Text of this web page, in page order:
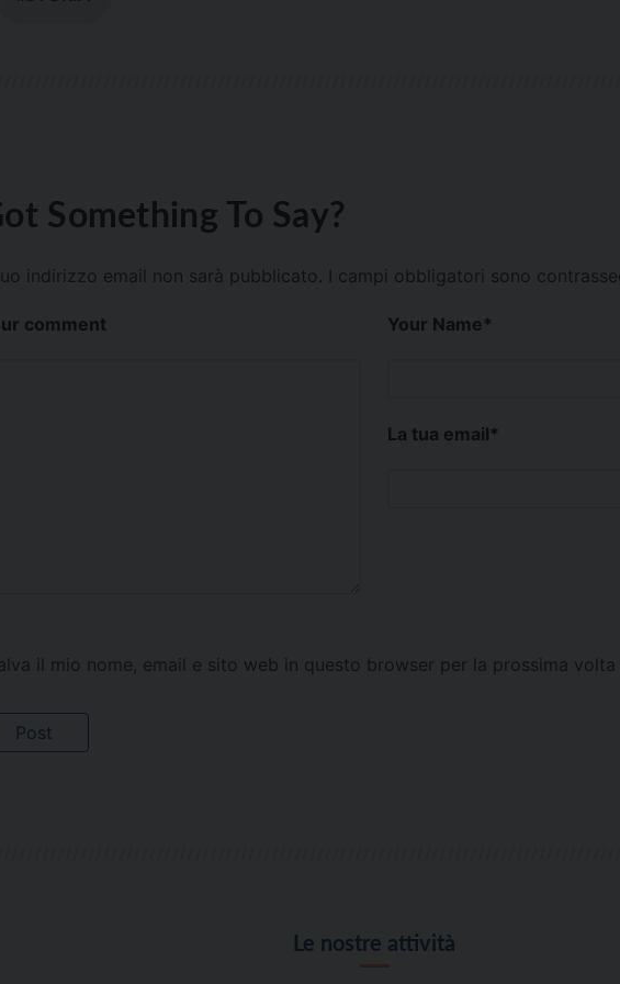
Something To Say?
tuo indirizzo email non sarà pubblicato. I campi obbligatori sono
comment Your Name*
La tua email*
il mio nome, email e sito web in questo browser per la prossima
Le nostre attività